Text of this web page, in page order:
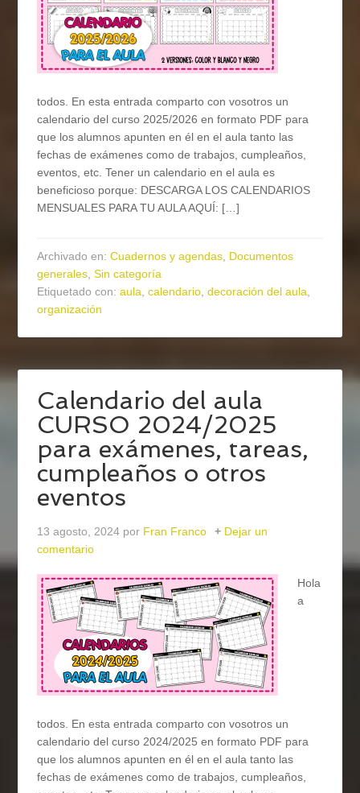
todos. En esta entrada comparto con vosotros un
calendario del curso 2025/2026 en formato PDF para
que los alumnos apunten en él en el aula tanto las
fechas de exámenes como de trabajos, cumpleaños,
eventos, etc. Tener un calendario en el aula es
beneficioso porque: DESCARGA LOS CALENDARIOS
MENSUALES PARA TU AULA AQUÍ: […]
Archivado en:Cuadernos y agendas, Documentos
generales,Sin categoría
Etiquetado con:aula,calendario,decoración del aula,
organización
Calendario del aula
CURSO 2024/2025
para exámenes, tareas,
cumpleaños o otros
eventos
13 agosto, 2024 por Fran Franco
Dejar un
comentario
Hola
a
todos. En esta entrada comparto con vosotros un
calendario del curso 2024/2025 en formato PDF para
que los alumnos apunten en él en el aula tanto las
fechas de exámenes como de trabajos, cumpleaños,